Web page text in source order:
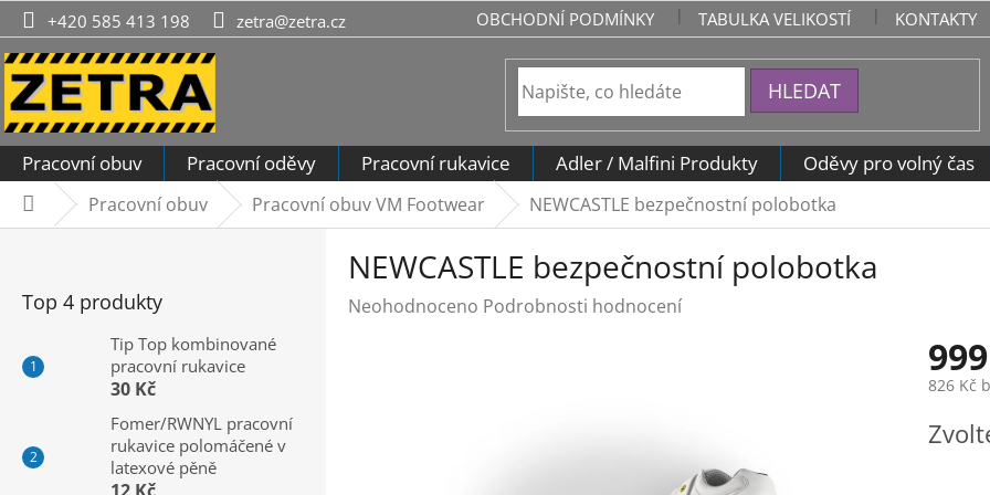
Přejít
na
obsah
+420 585 413 198 zetra@zetra.cz OBCHODNÍ PODMÍNKY TABULKA VELIKOSTÍ KONTAKTY
HLEDAT
Pracovní obuv Pracovní oděvy Pracovní rukavice Adler / Malfini Produkty Oděvy pro volný čas
DomůPracovní obuv Pracovní obuv VM Footwear NEWCASTLE bezpečnostní polobotka
Top 4 produkty
Tip Top kombinované
pracovní rukavice
30 Kč
Fomer/RWNYL pracovní
rukavice polomáčené v
latexové pěně
NEWCASTLE bezpečnostní polobotka
Průměrné
Neohodnoceno Podrobnosti hodnocení
826 Kč
cena: